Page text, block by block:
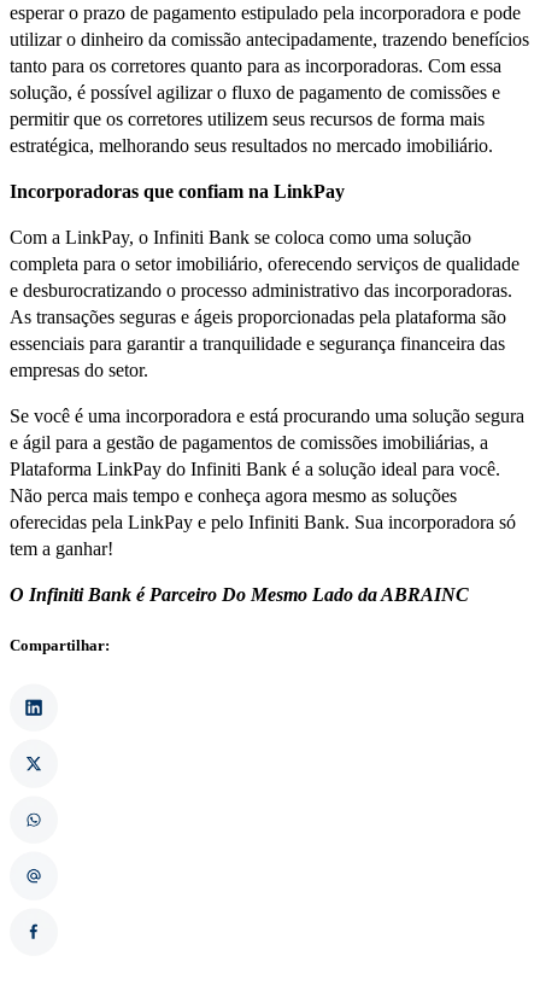
esperar o prazo de pagamento estipulado pela incorporadora e pode
utilizar o dinheiro da comissão antecipadamente, trazendo benefícios
tanto para os corretores quanto para as incorporadoras. Com essa
solução, é possível agilizar o fluxo de pagamento de comissões e
permitir que os corretores utilizem seus recursos de forma mais
estratégica, melhorando seus resultados no mercado imobiliário.
Incorporadoras que confiam na LinkPay
Com a LinkPay, o Infiniti Bank se coloca como uma solução
completa para o setor imobiliário, oferecendo serviços de qualidade
e desburocratizando o processo administrativo das incorporadoras.
As transações seguras e ágeis proporcionadas pela plataforma são
essenciais para garantir a tranquilidade e segurança financeira das
empresas do setor.
Se você é uma incorporadora e está procurando uma solução segura
e ágil para a gestão de pagamentos de comissões imobiliárias, a
Plataforma LinkPay do Infiniti Bank é a solução ideal para você.
Não perca mais tempo e conheça agora mesmo as soluções
oferecidas pela LinkPay e pelo Infiniti Bank. Sua incorporadora só
tem a ganhar!
O Infiniti Bank é Parceiro Do Mesmo Lado da ABRAINC
Compartilhar: